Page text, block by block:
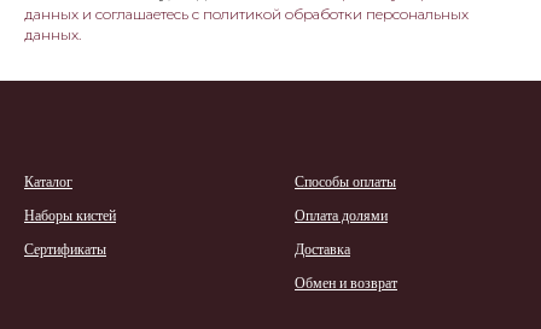
данных и соглашаетесь c политикой обработки персональных
данных.
Каталог
Наборы кистей
Сертификаты
Способы оплаты
Оплата долями
Доставка
Обмен и возврат